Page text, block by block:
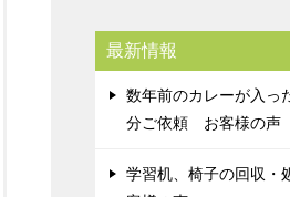
最新情報
数年前のカレーが入っ
分ご依頼 お客様の声
学習机、椅子の回収